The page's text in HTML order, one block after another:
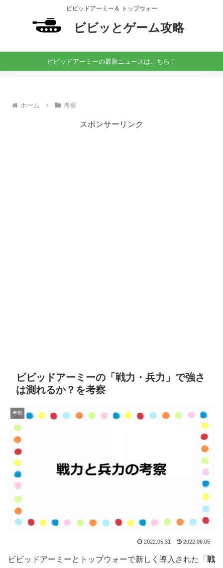
ビビッドアーミー＆ トップウォー
ビビッとゲーム攻略
ビビッドアーミーの最新ニュースはこちら！
ホーム 考察
スポンサーリンク
ビビッドアーミーの「戦力・兵力」で強さ
は測れるか？を考察
考察
2022.05.31 2022.06.05
ビビッドアーミーとトップウォーで新しく導入された「 戦